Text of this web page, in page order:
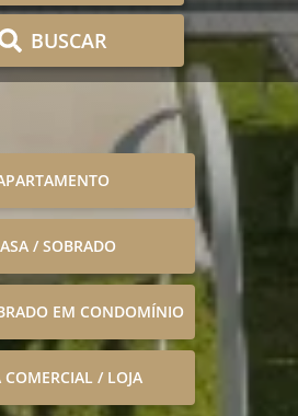
BUSCAR
/ SOBRADO
EM CONDOMÍNIO
COMERCIAL / LOJA